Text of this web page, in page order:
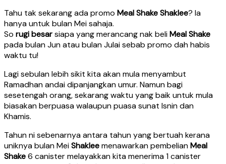
Tahu tak sekarang ada promo Meal Shake Shaklee? Ia
hanya untuk bulan Mei sahaja.
So rugi besarsiapa yang merancang nak beliMeal Shake
pada bulan Jun atau bulan Julai sebab promo dah habis
waktu tu!
Lagi sebulan lebih sikit kita akan mula menyambut
Ramadhan andai dipanjangkan umur. Namun bagi
sesetengah orang, sekarang waktu yang baik untuk mula
biasakan berpuasa walaupun puasa sunat Isnin dan
Khamis.
Tahun ni sebenarnya antara tahun yang bertuah kerana
uniknya bulan MeiShakleemenawarkan pembelianMeal
Shake6 canister melayakkan kita menerima 1 canister